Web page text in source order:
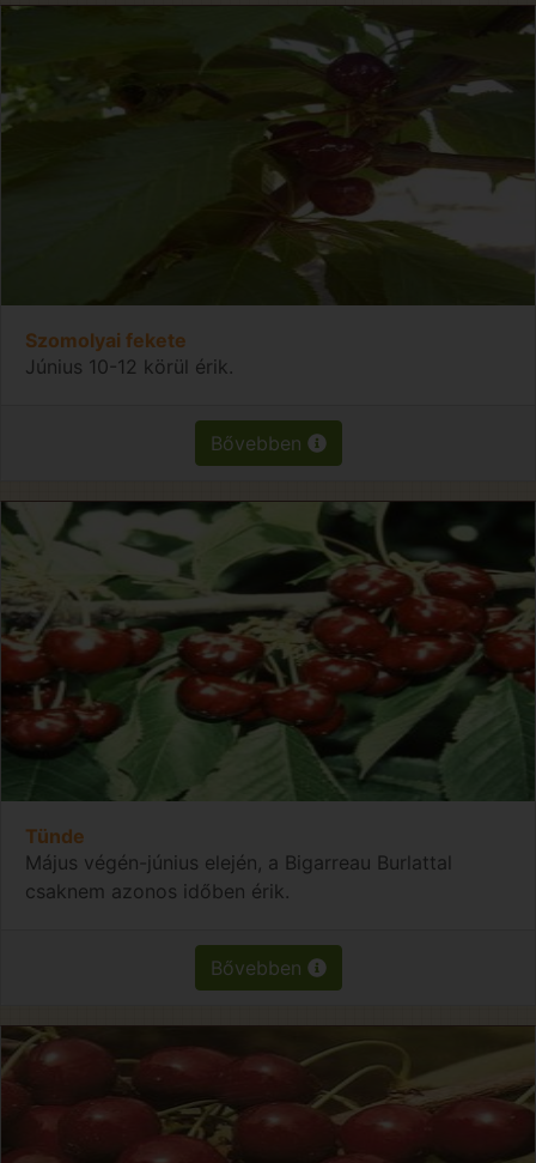
Szomolyai fekete
Június 10-12 körül érik.
Bővebben
Tünde
Május végén-június elején, a Bigarreau Burlattal
csaknem azonos időben érik.
Bővebben